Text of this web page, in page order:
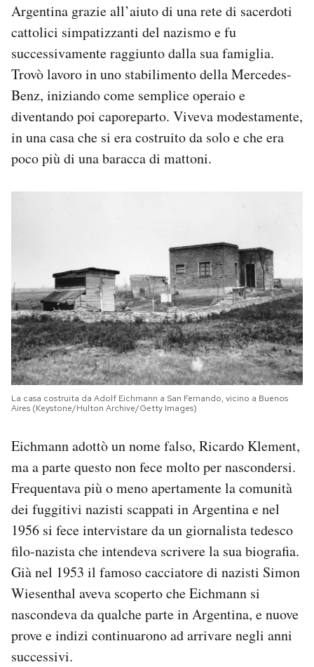
Argentina grazie all’aiuto di una rete di sacerdoti
cattolici simpatizzanti del nazismo e fu
successivamente raggiunto dalla sua famiglia.
Trovò lavoro in uno stabilimento della Mercedes-
Benz, iniziando come semplice operaio e
diventando poi caporeparto. Viveva modestamente,
in una casa che si era costruito da solo e che era
poco più di una baracca di mattoni.
La casa costruita da Adolf Eichmann a San Fernando, vicino a Buenos
Aires (Keystone/Hulton Archive/Getty Images)
Eichmann adottò un nome falso, Ricardo Klement,
ma a parte questo non fece molto per nascondersi.
Frequentava più o meno apertamente la comunità
dei fuggitivi nazisti scappati in Argentina e nel
1956 si fece intervistare da un giornalista tedesco
filo-nazista che intendeva scrivere la sua biografia.
Già nel 1953 il famoso cacciatore di nazisti Simon
Wiesenthal aveva scoperto che Eichmann si
nascondeva da qualche parte in Argentina, e nuove
prove e indizi continuarono ad arrivare negli anni
successivi.